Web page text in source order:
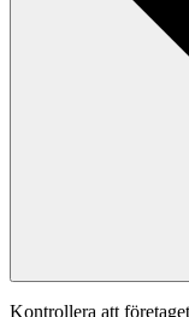
Kontrollera att